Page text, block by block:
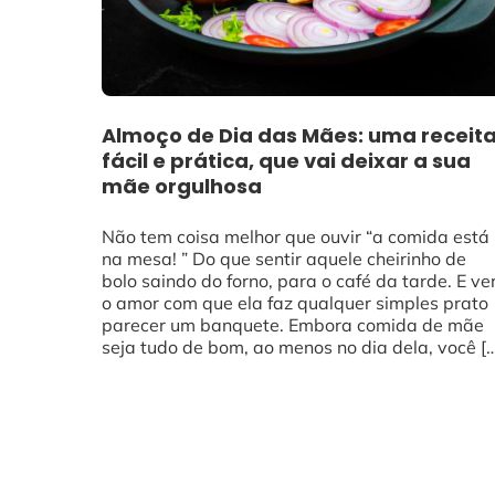
Almoço de Dia das Mães: uma receita
fácil e prática, que vai deixar a sua
mãe orgulhosa
Não tem coisa melhor que ouvir “a comida está
na mesa! ” Do que sentir aquele cheirinho de
bolo saindo do forno, para o café da tarde. E
o amor com que ela faz qualquer simples prato
parecer um banquete. Embora comida de mãe
seja tudo de bom, ao menos no dia dela, você